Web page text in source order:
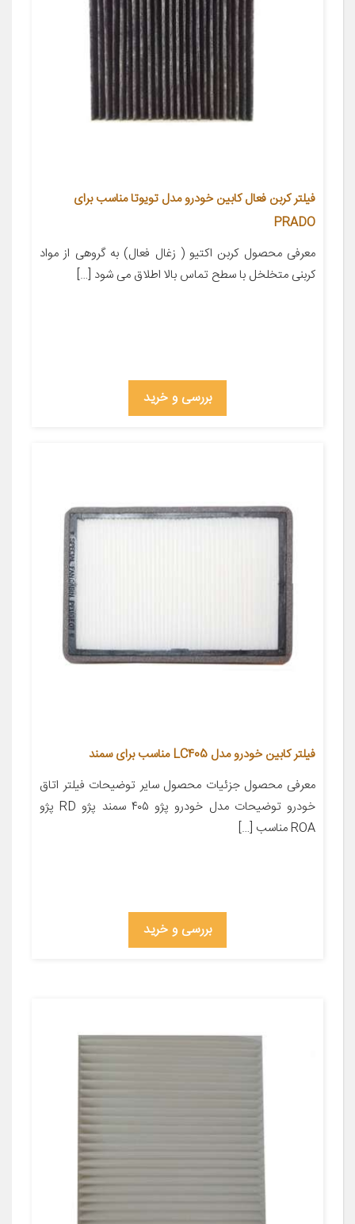
فیلتر کربن فعال کابین خودرو مدل تویوتا مناسب برای
PRADO
معرفی محصول کربن اکتیو ( زغال فعال) به گروهی از مواد
کربنی متخلخل با سطح تماس بالا اطلاق می شود […]
بررسی و خرید
فیلتر کابین خودرو مدل LC405 مناسب برای سمند
معرفی محصول جزئیات محصول سایر توضیحات فیلتر اتاق
خودرو توضیحات مدل خودرو پژو ۴۰۵ سمند پژو RD پژو
ROA مناسب […]
بررسی و خرید